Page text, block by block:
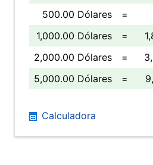
500.00 Dólares
=
1,000.00 Dólares
=
2,000.00 Dólares
=
5,000.00 Dólares
=
Calculadora